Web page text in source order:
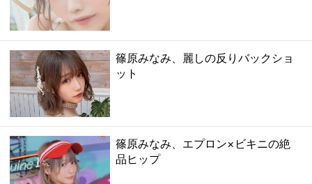
篠原みなみ、麗しの反りバックショ
ット
篠原みなみ、エプロン×ビキニの絶
品ヒップ